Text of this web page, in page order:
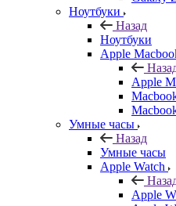
Ноутбуки
Назад
Ноутбуки
Apple
Apple
Умные часы
Назад
Умные часы
Apple Watch
Apple